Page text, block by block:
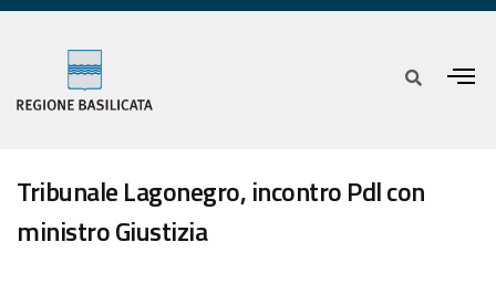
Tribunale Lagonegro, incontro Pdl con
ministro Giustizia